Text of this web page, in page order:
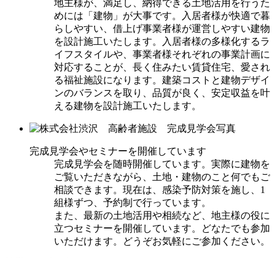
地主様が、満足し、納得できる土地活用を行うた
めには「建物」が大事です。入居者様が快適で暮
らしやすい、借上げ事業者様が運営しやすい建物
を設計施工いたします。入居者様の多様化するラ
イフスタイルや、事業者様それぞれの事業計画に
対応することが、長く住みたい賃貸住宅、愛され
る福祉施設になります。建築コストと建物デザイ
ンのバランスを取り、品質が良く、安定収益を叶
える建物を設計施工いたします。
完成見学会やセミナーを開催しています
完成見学会を随時開催しています。実際に建物を
ご覧いただきながら、土地・建物のこと何でもご
相談できます。現在は、感染予防対策を施し、1
組様ずつ、予約制で行っています。
また、最新の土地活用や相続など、地主様の役に
立つセミナーを開催しています。どなたでも参加
いただけます。どうぞお気軽にご参加ください。